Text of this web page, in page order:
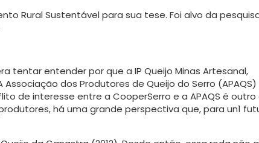
Rural Sustentável para sua tese. Foi alvo da
tentar entender por que a IP Queijo Minas Artesanal,
dos Produtores de Queijo do Serro
de interesse entre a CooperSerro e a APAQS é outro
há uma grande perspectiva que, para un1